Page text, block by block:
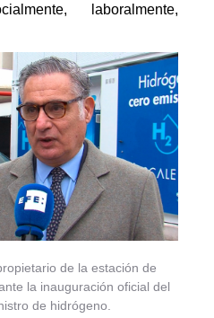
laboralmente,
de la estación de
la inauguración oficial del
de hidrógeno.